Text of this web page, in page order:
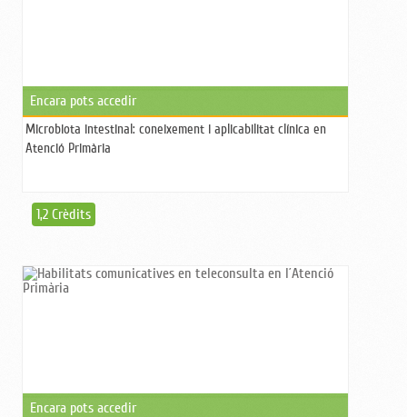
Encara pots accedir
Microbiota intestinal: coneixement i aplicabilitat clínica en
Atenció Primària
1,2 Crèdits
Encara pots accedir